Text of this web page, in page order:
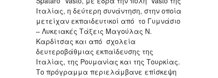
Ιταλίας, η δεύτερη συνάντηση, στην οποία
μετείχαν εκπαιδευτικοί από το Γυμνάσιο
– Λυκειακές Τάξεις Μαγούλας Ν.
Καρδίτσας και από σχολεία
δευτεροβάθμιας εκπαίδευσης της
Ιταλίας, της Ρουμανίας και της Τουρκίας.
Το πρόγραμμα περιελάμβανε επίσκεψη